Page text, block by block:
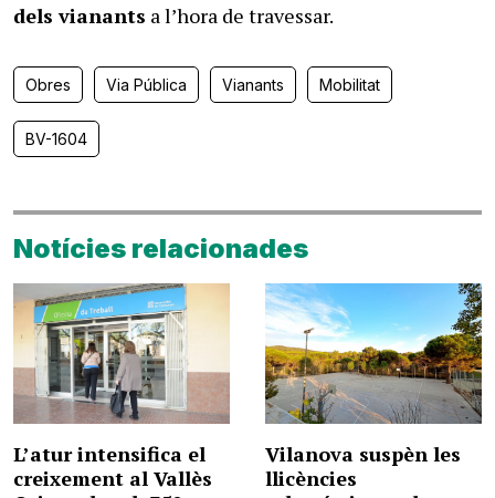
dels vianants a l’hora de travessar.
Obres Via Pública Vianants Mobilitat
BV-1604
Notícies relacionades
L’atur intensifica el
creixement al Vallès
Vilanova suspèn les
llicències